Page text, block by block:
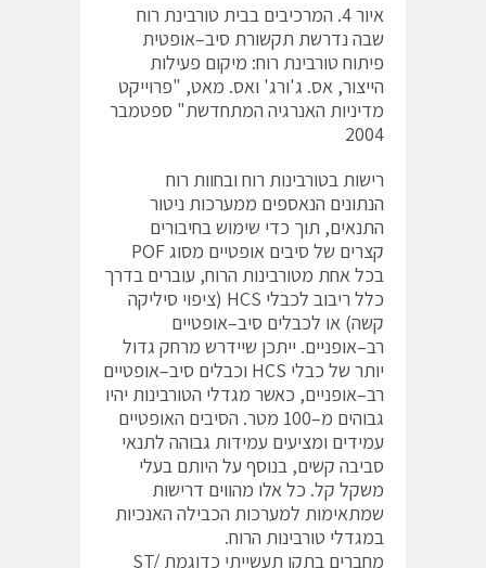
איור 4. המרכיבים בבית טורבינת רוח
שבה נדרשת תקשורת סיב–אופטית
פיתוח טורבינת רוח: מיקום פעילות
הייצור, אס. ג'ורג' ואס. מאט, "פרוייקט
מדיניות האנרגיה המתחדשת" ספטמבר
2004
רישות בטורבינות רוח ובחוות רוח
הנתונים הנאספים ממערכות ניטור
התנאים, תוך כדי שימוש בחיבורים
קצרים של סיבים אופטיים מסוג POF
בכל אחת מטורבינות הרוח, עוברים בדרך
כלל ריבוב לכבלי HCS (ציפוי סיליקה
קשה) או לכבלים סיב–אופטיים
רב–אופניים. ייתכן שיידרש מרחק גדול
יותר של כבלי HCS וכבלים סיב–אופטיים
רב–אופניים, כאשר מגדלי הטורבינות יהיו
גבוהים מ–100 מטר. הסיבים האופטיים
עמידים ומציעים עמידות גבוהה לתנאי
סביבה קשים, בנוסף על היותם בעלי
משקל קל. כל אלו מהווים דרישות
שמתאימות למערכות הכבילה האנכיות
במגדלי טורבינות הרוח.
מחברים בתקן תעשייתי כדוגמת ST/